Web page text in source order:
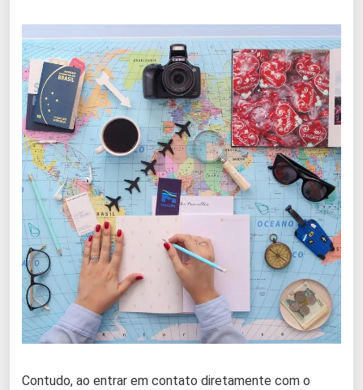
Contudo, ao entrar em contato diretamente com o